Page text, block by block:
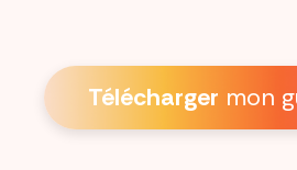
Télécharger mon